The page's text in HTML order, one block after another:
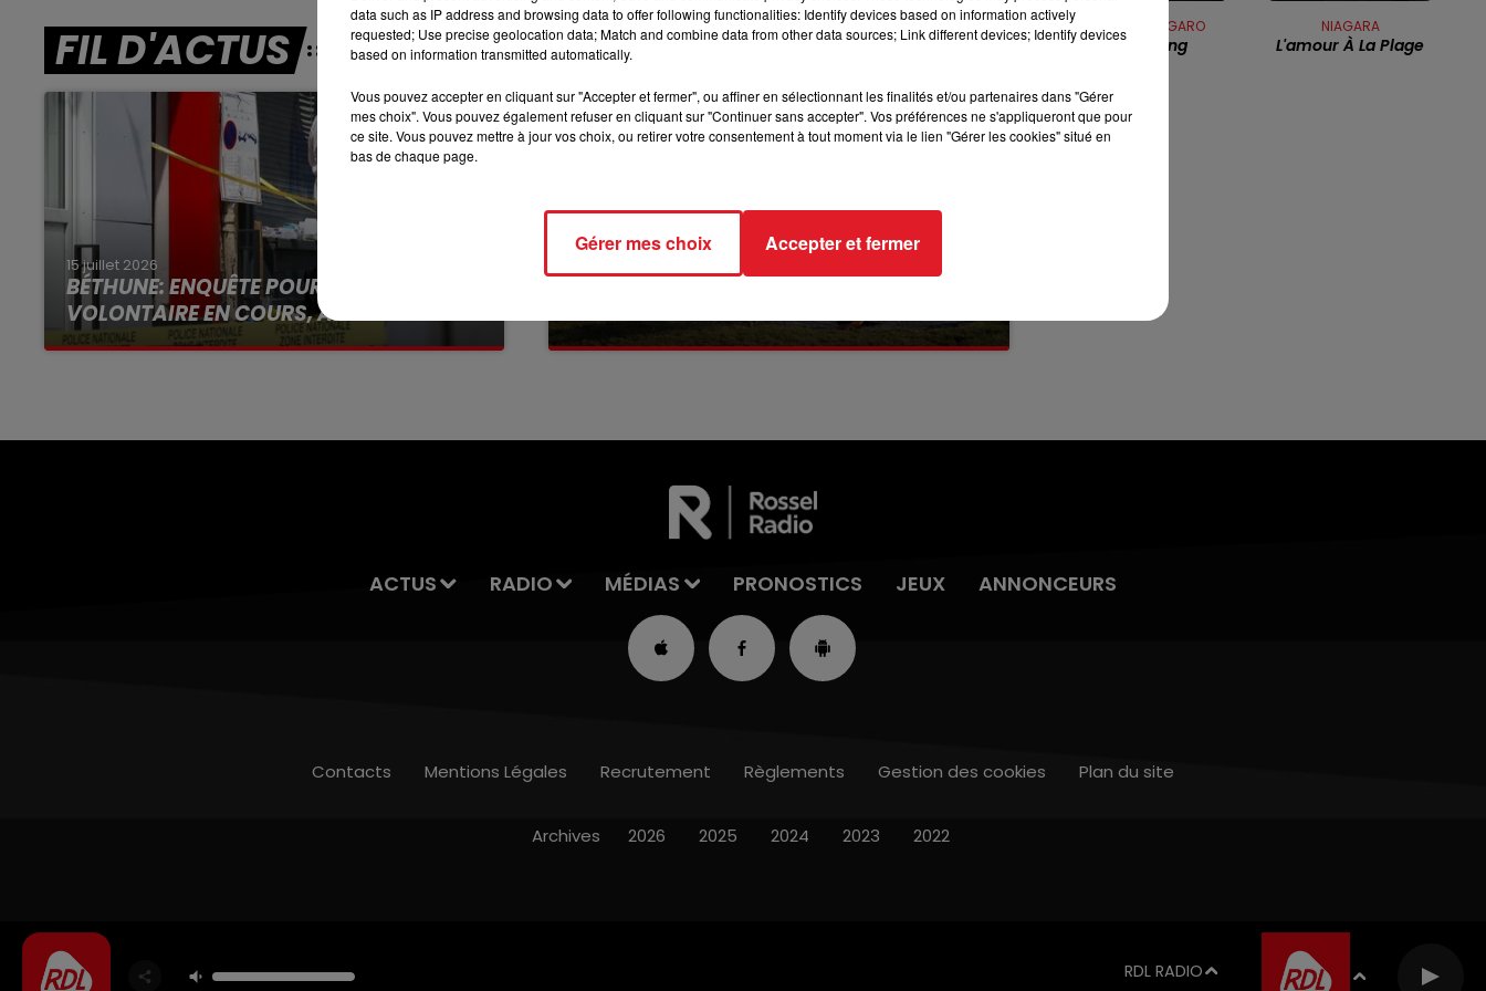
DEBOUT C'EST L'HEURE
12h00 - 13h00
RDL & VOUS LES APRÈS-MIDI QUI CHANTENT
FIL D'ACTUS
15 juillet 2026
BÉTHUNE: ENQUÊTE POUR HOMICIDE
VOLONTAIRE EN COURS, APRÈS LA...
Selon les premiers éléments, le logement
LA BASE DE LOISIRS
La victime a coulé à pic
CLAUDE NOUGARO
Armstrong
NIAGARA
L'amour À La Plage
ACTUS RADIO MÉDIAS PRONOSTICS JEUX ANNONCEURS
RDL RADIO
Contacts Mentions Légales Recrutement Règlements Gestion des cookies Plan du site
Archives 2026 2025 2024 2023 2022
data such as IP address and browsing data to offer following functionalities: Identify devices based on information actively
requested; Use precise geolocation data; Match and combine data from other data sources; Link different devices; Identify devices
based on information transmitted automatically.
Vous pouvez accepter en cliquant sur "Accepter et fermer", ou affiner en sélectionnant les finalités et/ou partenaires dans "Gérer
mes choix". Vous pouvez également refuser en cliquant sur "Continuer sans accepter". Vos préférences ne s'appliqueront que pour
ce site. Vous pouvez mettre à jour vos choix, ou retirer votre consentement à tout moment via le lien "Gérer les cookies" situé en
bas de chaque page.
Gérer mes choix Accepter et fermer